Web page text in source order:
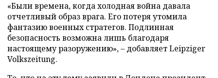
«Были времена, когда холодная война давала
отчетливый образ врага. Его потеря утомила
фантазию военных стратегов. Подлинная
безопасность возможна лишь благодаря
настоящему разоружению», – добавляет Leipziger
Volkszeitung.